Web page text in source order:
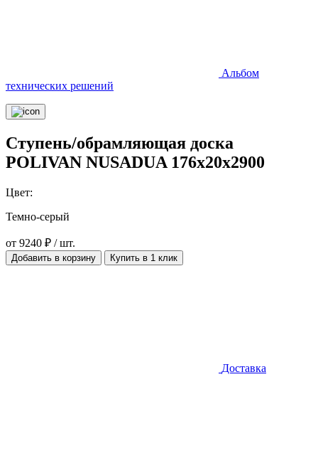
Альбом
технических решений
Ступень/обрамляющая доска
POLIVAN NUSADUA 176х20х2900
Цвет:
Темно-серый
от 9240 ₽ / шт.
Добавить в корзину Купить в 1 клик
Доставка